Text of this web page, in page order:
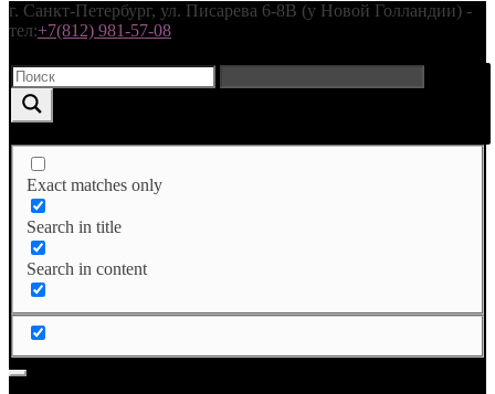
г. Санкт-Петербург, ул. Писарева 6-8В (у Новой Голландии) -
тел:+7(812) 981-57-08
Exact matches only
Search in title
Search in content